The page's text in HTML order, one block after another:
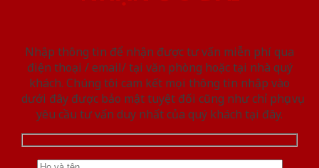
Nhập thông tin để nhận được tư vấn miễn phí qua
điện thoại / email/ tại văn phòng hoặc tại nhà quý
khách. Chúng tôi cam kết mọi thông tin nhập vào
dưới đây được bảo mật tuyệt đối cũng như chỉ phục vụ
yêu cầu tư vấn duy nhất của quý khách tại đây.